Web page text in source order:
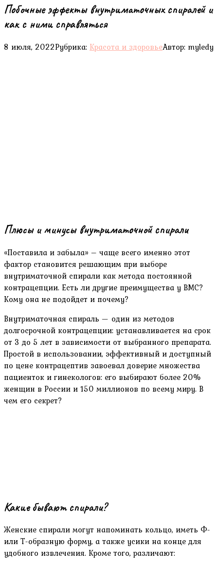
Побочные эффекты внутриматочных спиралей и
как с ними справляться
8 июля, 2022Рубрика: Красота и здоровьеАвтор: myledy
Плюсы и минусы внутриматочной спирали
«Поставила и забыла» – чаще всего именно этот
фактор становится решающим при выборе
внутриматочной спирали как метода постоянной
контрацепции. Есть ли другие преимущества у ВМС?
Кому она не подойдет и почему?
Внутриматочная спираль — один из методов
долгосрочной контрацепции: устанавливается на срок
от 3 до 5 лет в зависимости от выбранного препарата.
Простой в использовании, эффективный и доступный
по цене контрацептив завоевал доверие множества
пациенток и гинекологов: его выбирают более 20%
женщин в России и 150 миллионов по всему миру. В
чем его секрет?
Какие бывают спирали?
Женские спирали могут напоминать кольцо, иметь Ф-
или Т-образную форму, а также усики на конце для
удобного извлечения. Кроме того, различают: